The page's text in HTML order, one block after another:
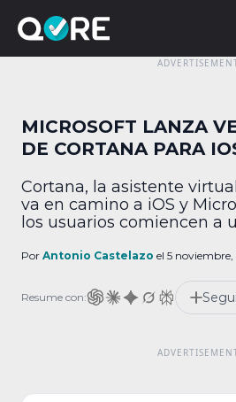
MICROSOFT LANZA
DE CORTANA PARA
Cortana, la asistente
va en camino a iOS y
los usuarios comiencen a
Phone abrió el miércoles
para iOS en su fase Beta
asistente virtual llegue a
Por Antonio Castelazo el 5 noviembre,
Resume con: